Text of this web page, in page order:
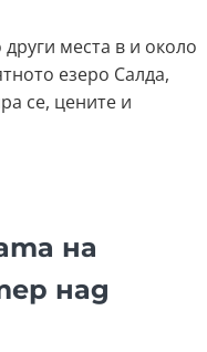
места в и около
езеро Салда,
се, цените и
на
над